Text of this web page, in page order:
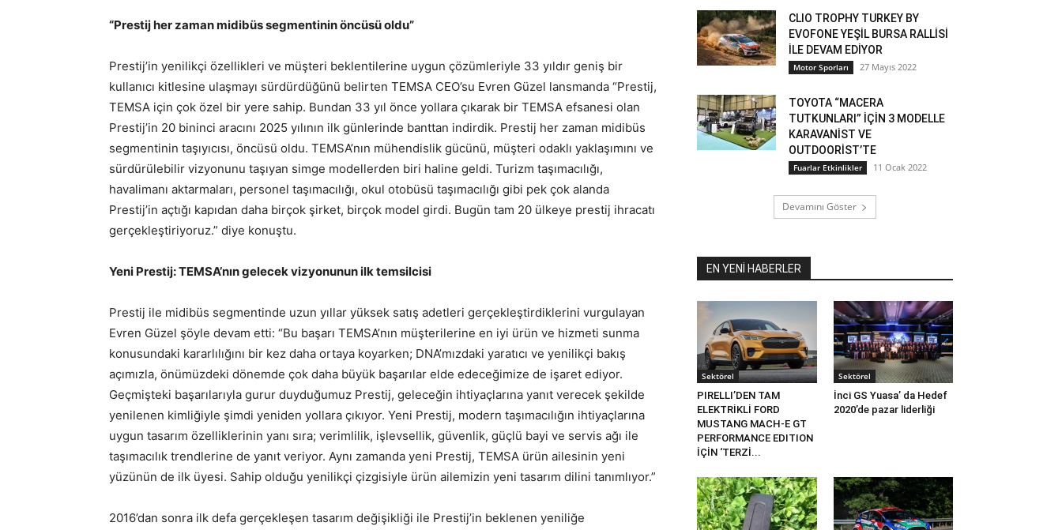
“Prestij her zaman midibüs segmentinin öncüsü oldu”
Prestij’in yenilikçi özellikleri ve müşteri beklentilerine uygun çözümleriyle 33 yıldır geniş bir
kullanıcı kitlesine ulaşmayı sürdürdüğünü belirten TEMSA CEO’su Evren Güzel lansmanda “Prestij,
TEMSA için çok özel bir yere sahip. Bundan 33 yıl önce yollara çıkarak bir TEMSA efsanesi olan
Prestij’in 20 bininci aracını 2025 yılının ilk günlerinde banttan indirdik. Prestij her zaman midibüs
segmentinin taşıyıcısı, öncüsü oldu. TEMSA’nın mühendislik gücünü, müşteri odaklı yaklaşımını ve
sürdürülebilir vizyonunu taşıyan simge modellerden biri haline geldi. Turizm taşımacılığı,
havalimanı aktarmaları, personel taşımacılığı, okul otobüsü taşımacılığı gibi pek çok alanda
Prestij’in açtığı kapıdan daha birçok şirket, birçok model girdi. Bugün tam 20 ülkeye prestij ihracatı
gerçekleştiriyoruz.” diye konuştu.
Yeni Prestij: TEMSA’nın gelecek vizyonunun ilk temsilcisi
Prestij ile midibüs segmentinde uzun yıllar yüksek satış adetleri gerçekleştirdiklerini vurgulayan
Evren Güzel şöyle devam etti: “Bu başarı TEMSA’nın müşterilerine en iyi ürün ve hizmeti sunma
konusundaki kararlılığını bir kez daha ortaya koyarken; DNA’mızdaki yaratıcı ve yenilikçi bakış
açımızla, önümüzdeki dönemde çok daha büyük başarılar elde edeceğimize de işaret ediyor.
Geçmişteki başarılarıyla gurur duyduğumuz Prestij, geleceğin ihtiyaçlarına yanıt verecek şekilde
yenilenen kimliğiyle şimdi yeniden yollara çıkıyor. Yeni Prestij, modern taşımacılığın ihtiyaçlarına
uygun tasarım özelliklerinin yanı sıra; verimlilik, işlevsellik, güvenlik, güçlü bayi ve servis ağı ile
taşımacılık trendlerine de yanıt veriyor. Aynı zamanda yeni Prestij, TEMSA ürün ailesinin yeni
yüzünün de ilk üyesi. Sahip olduğu yenilikçi çizgisiyle ürün ailemizin yeni tasarım dilini tanımlıyor.”
2016’dan sonra ilk defa gerçekleşen tasarım değişikliği ile Prestij’in beklenen yeniliğe
CLIO TROPHY TURKEY BY
EVOFONE YEŞİL BURSA RALLİSİ
İLE DEVAM EDİYOR
Motor Sporları 27 Mayıs 2022
TOYOTA “MACERA
TUTKUNLARI” İÇİN 3 MODELLE
KARAVANİST VE
OUTDOORİST’TE
Fuarlar Etkinlikler 11 Ocak 2022
Devamını Göster
EN YENİ HABERLER
Sektörel
PIRELLI’DEN TAM
ELEKTRİKLİ FORD
MUSTANG MACH-E GT
PERFORMANCE EDITION
İÇİN ‘TERZİ...
Sektörel
İnci GS Yuasa’ da Hedef
2020’de pazar liderliği